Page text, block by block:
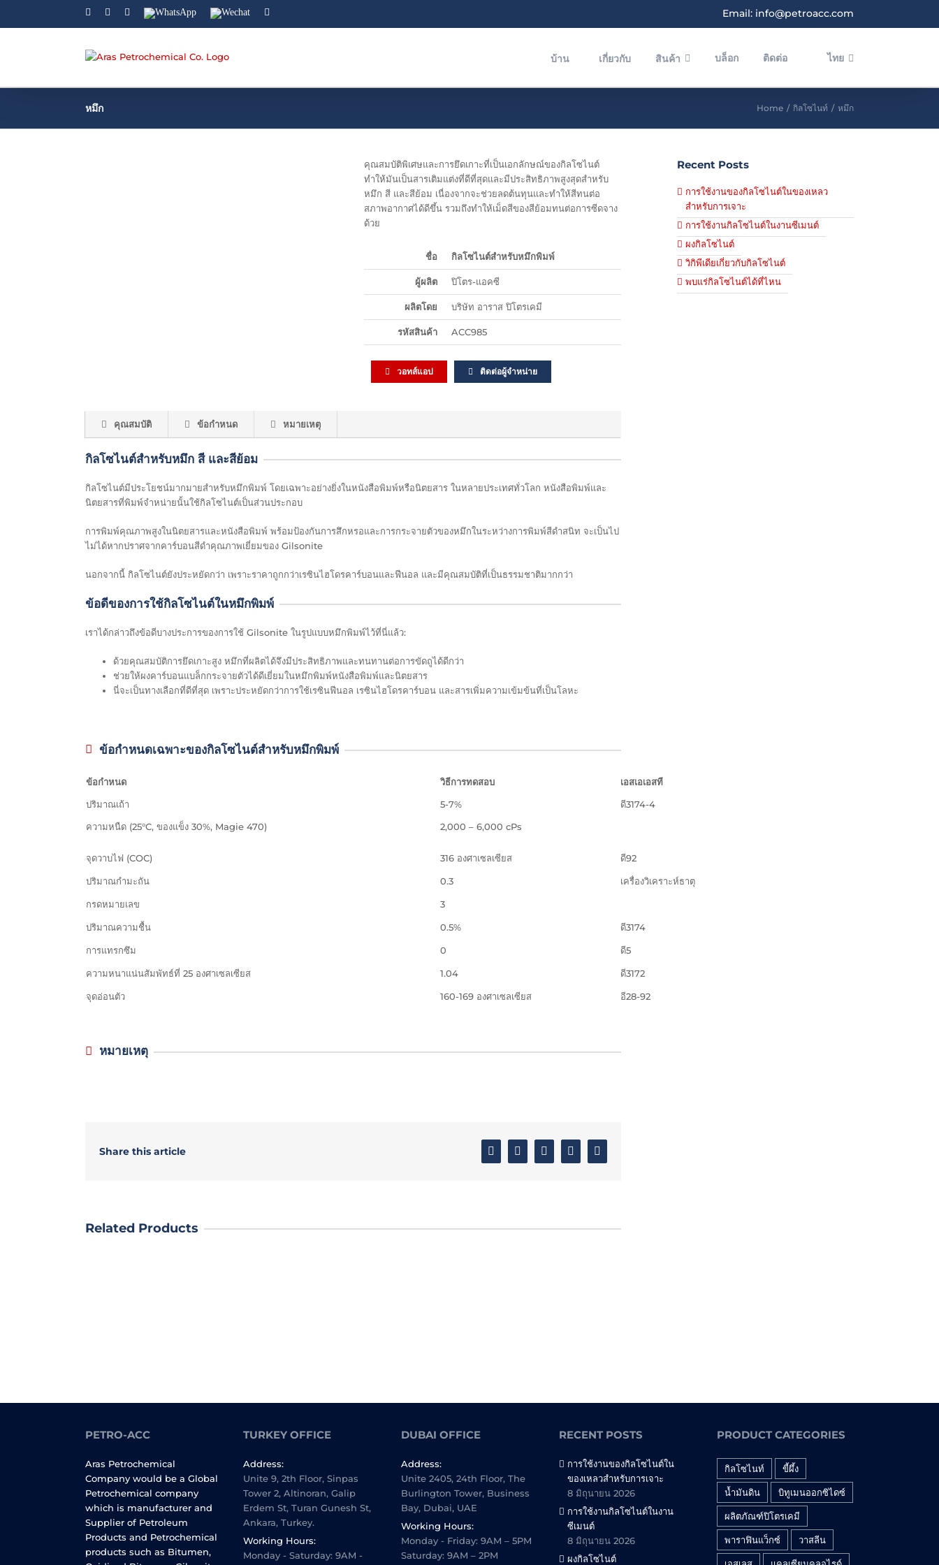
FacebookLinkedinInstagram
WhatsApp Wechat Email: info@petroacc.com
บ้าน เกี่ยวกับ สินค้า บล็อก ติดต่อ ไทย
หมึก Home / กิลโซไนท์ / หมึก
คุณสมบัติพิเศษและการยึดเกาะที่เป็นเอกลักษณ์ของกิลโซไนต์
ทำให้มันเป็นสารเติมแต่งที่ดีที่สุดและมีประสิทธิภาพสูงสุดสำหรับ
หมึก สี และสีย้อม เนื่องจากจะช่วยลดต้นทุนและทำให้สีทนต่อ
สภาพอากาศได้ดีขึ้น รวมถึงทำให้เม็ดสีของสีย้อมทนต่อการซีดจาง
ด้วย
ชื่อ กิลโซไนต์สำหรับหมึกพิมพ์
ผู้ผลิต ปิโตร-แอคซี
ผลิตโดย บริษัท อาราส ปิโตรเคมี
รหัสสินค้า ACC985
วอทส์แอป ติดต่อผู้จำหน่าย
คุณสมบัติ ข้อกำหนด หมายเหตุ
กิลโซไนต์สำหรับหมึก สี และสีย้อม
กิลโซไนต์มีประโยชน์มากมายสำหรับหมึกพิมพ์ โดยเฉพาะอย่างยิ่งในหนังสือพิมพ์หรือนิตยสาร ในหลายประเทศทั่วโลก หนังสือพิมพ์และ
นิตยสารที่พิมพ์จำหน่ายนั้นใช้กิลโซไนต์เป็นส่วนประกอบ
การพิมพ์คุณภาพสูงในนิตยสารและหนังสือพิมพ์ พร้อมป้องกันการสึกหรอและการกระจายตัวของหมึกในระหว่างการพิมพ์สีดำสนิท จะเป็นไป
ไม่ได้หากปราศจากคาร์บอนสีดำคุณภาพเยี่ยมของ Gilsonite
นอกจากนี้ กิลโซไนต์ยังประหยัดกว่า เพราะราคาถูกกว่าเรซินไฮโดรคาร์บอนและฟีนอล และมีคุณสมบัติที่เป็นธรรมชาติมากกว่า
ข้อดีของการใช้กิลโซไนต์ในหมึกพิมพ์
เราได้กล่าวถึงข้อดีบางประการของการใช้ Gilsonite ในรูปแบบหมึกพิมพ์ไว้ที่นี่แล้ว:
ด้วยคุณสมบัติการยึดเกาะสูง หมึกที่ผลิตได้จึงมีประสิทธิภาพและทนทานต่อการขัดถูได้ดีกว่า
ช่วยให้ผงคาร์บอนแบล็กกระจายตัวได้ดีเยี่ยมในหมึกพิมพ์หนังสือพิมพ์และนิตยสาร
นี่จะเป็นทางเลือกที่ดีที่สุด เพราะประหยัดกว่าการใช้เรซินฟีนอล เรซินไฮโดรคาร์บอน และสารเพิ่มความเข้มข้นที่เป็นโลหะ
ข้อกำหนดเฉพาะของกิลโซไนต์สำหรับหมึกพิมพ์
ข้อกำหนด วิธีการทดสอบ
เอสเอเอสที
ปริมาณเถ้า
5-7%
ดี3174-4
ความหนืด (25°C, ของแข็ง 30%, Magie 470)
2,000 – 6,000 cPs
จุดวาบไฟ (COC) 316 องศาเซลเซียส ดี92
ปริมาณกำมะถัน 0.3 เครื่องวิเคราะห์ธาตุ
กรดหมายเลข 3
ปริมาณความชื้น 0.5% ดี3174
การแทรกซึม 0 ดี5
ความหนาแน่นสัมพัทธ์ที่ 25 องศาเซลเซียส 1.04 ดี3172
จุดอ่อนตัว 160-169 องศาเซลเซียส อี28-92
หมายเหตุ
Share this article FacebookTwitter LinkedinGoogle+
Related Products
Recent Posts
การใช้งานของกิลโซไนต์ในของเหลว
สำหรับการเจาะ
การใช้งานกิลโซไนต์ในงานซีเมนต์
ผงกิลโซไนต์
วิกิพีเดียเกี่ยวกับกิลโซไนต์
พบแร่กิลโซไนต์ได้ที่ไหน
PETRO-ACC
Aras Petrochemical
Company would be a Global
Petrochemical company
which is manufacturer and
Supplier of Petroleum
Products and Petrochemical
products such as Bitumen,
TURKEY OFFICE
Address:
Unite 9, 2th Floor, Sinpas
Tower 2, Altinoran, Galip
Erdem St, Turan Gunesh St,
Ankara, Turkey.
Working Hours:
Monday - Saturday: 9AM -
DUBAI OFFICE
Address:
Unite 2405, 24th Floor, The
Burlington Tower, Business
Bay, Dubai, UAE
Working Hours:
Monday - Friday: 9AM – 5PM
Saturday: 9AM – 2PM
RECENT POSTS
การใช้งานของกิลโซไนต์ใน
ของเหลวสำหรับการเจาะ
8 มิถุนายน 2026
การใช้งานกิลโซไนต์ในงาน
ซีเมนต์
8 มิถุนายน 2026
ผงกิลโซไนต์
PRODUCT CATEGORIES
กิลโซไนท์ ขี้ผึ้ง
น้ำมันดิน บิทูเมนออกซิไดซ์
ผลิตภัณฑ์ปิโตรเคมี
พาราฟินแว็กซ์ วาสลีน